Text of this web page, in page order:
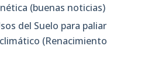
(buenas noticias)
del Suelo para paliar
(Renacimiento